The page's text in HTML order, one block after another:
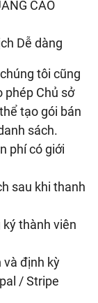
CÁO
Dễ dàng
tôi cũng
phép Chủ sở
tạo gói bán
sách.
phí có giới
sau khi thanh
thành viên
và định kỳ
/ Stripe